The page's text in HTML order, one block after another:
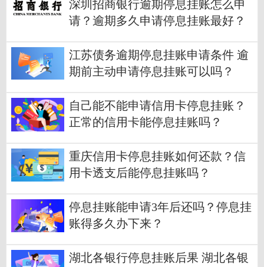
深圳招商银行逾期停息挂账怎么申
请？逾期多久申请停息挂账最好？
江苏债务逾期停息挂账申请条件 逾
期前主动申请停息挂账可以吗？
自己能不能申请信用卡停息挂账？
正常的信用卡能停息挂账吗？
重庆信用卡停息挂账如何还款？信
用卡透支后能停息挂账吗？
停息挂账能申请3年后还吗？停息挂
账得多久办下来？
湖北各银行停息挂账后果 湖北各银